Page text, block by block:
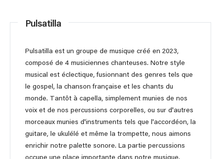
Pulsatilla
Pulsatilla est un groupe de musique créé en 2023,
composé de 4 musiciennes chanteuses. Notre style
musical est éclectique, fusionnant des genres tels que
le gospel, la chanson française et les chants du
monde. Tantôt à capella, simplement munies de nos
voix et de nos percussions corporelles, ou sur d'autres
morceaux munies d'instruments tels que l'accordéon, la
guitare, le ukulélé et même la trompette, nous aimons
enrichir notre palette sonore. La partie percussions